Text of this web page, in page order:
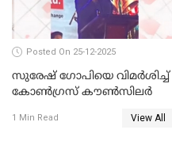
Posted On 25-12-2025
സുരേഷ് ഗോപിയെ വിമര്‍ശിച്ച്
കോണ്‍ഗ്രസ് കൗണ്‍സിലര്‍
1 Min Read View All